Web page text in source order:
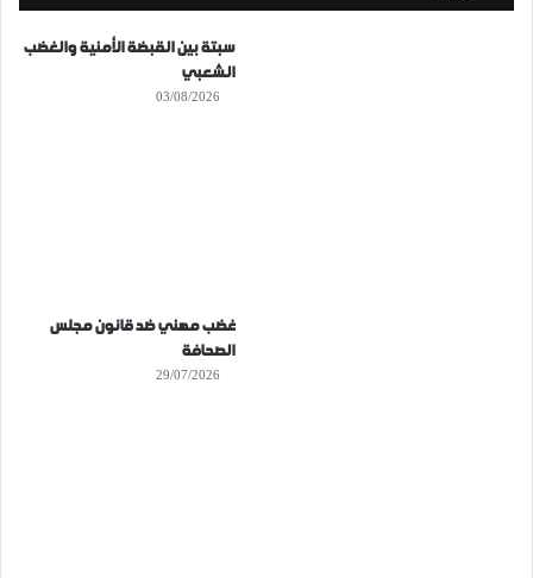
سبتة بين القبضة الأمنية والغضب
الشعبي
03/08/2026
غضب مهني ضد قانون مجلس
الصحافة
29/07/2026